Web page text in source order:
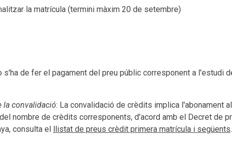
la matrícula (termini màxim 20 de setembre)
s'ha de fer el pagament del preu públic corresponent a l'estudi
la convalidació: La convalidació de crèdits implica l'abonament
nombre de crèdits corresponents, d'acord amb el Decret de
consulta el llistat de preus crèdit primera matrícula i següents.